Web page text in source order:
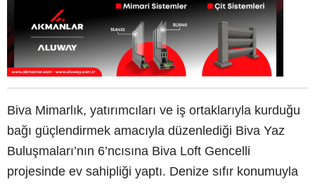
Biva Mimarlık, yatırımcıları ve iş ortaklarıyla kurduğu
bağı güçlendirmek amacıyla düzenlediği Biva Yaz
Buluşmaları’nın 6’ncısına Biva Loft Gencelli
projesinde ev sahipliği yaptı. Denize sıfır konumuyla